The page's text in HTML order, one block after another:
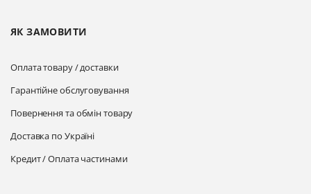
ЯК ЗАМОВИТИ
Оплата товару / доставки
Гарантійне обслуговування
Повернення та обмін товару
Доставка по Україні
Кредит / Оплата частинами